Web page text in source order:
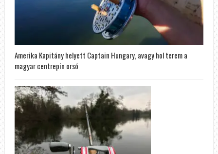
Amerika Kapitány helyett Captain Hungary, avagy hol terem a
magyar centrepin orsó